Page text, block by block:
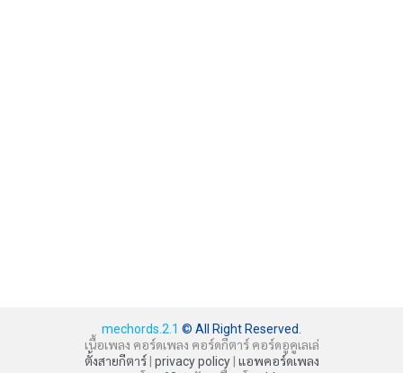
mechords.2.1 © All Right Reserved.
เนื้อเพลง คอร์ดเพลง คอร์ดกีตาร์ คอร์ดอูคูเลเล่
ตั้งสายกีตาร์| privacy policy| แอพคอร์ดเพลง